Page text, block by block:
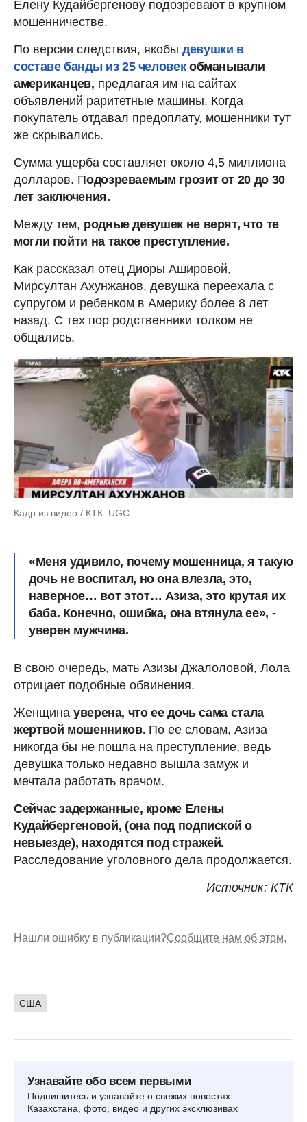
Елену Кудайбергенову подозревают в крупном
мошенничестве.
По версии следствия, якобы девушки в
составе банды из 25 человек обманывали
американцев, предлагая им на сайтах
объявлений раритетные машины. Когда
покупатель отдавал предоплату, мошенники тут
же скрывались.
Сумма ущерба составляет около 4,5 миллиона
долларов. Подозреваемым грозит от 20 до 30
лет заключения.
Между тем, родные девушек не верят, что те
могли пойти на такое преступление.
Как рассказал отец Диоры Ашировой,
Мирсултан Ахунжанов, девушка переехала с
супругом и ребенком в Америку более 8 лет
назад. С тех пор родственники толком не
общались.
Кадр из видео / КТК: UGC
«Меня удивило, почему мошенница, я такую
дочь не воспитал, но она влезла, это,
наверное… вот этот… Азиза, это крутая их
баба. Конечно, ошибка, она втянула ее», -
уверен мужчина.
В свою очередь, мать Азизы Джалоловой, Лола
отрицает подобные обвинения.
Женщина уверена, что ее дочь сама стала
жертвой мошенников. По ее словам, Азиза
никогда бы не пошла на преступление, ведь
девушка только недавно вышла замуж и
мечтала работать врачом.
Сейчас задержанные, кроме Елены
Кудайбергеновой, (она под подпиской о
невыезде), находятся под стражей.
Расследование уголовного дела продолжается.
Источник: КТК
Нашли ошибку в публикации?Сообщите нам об этом.
США
Узнавайте обо всем первыми
Подпишитесь и узнавайте о свежих новостях
Казахстана, фото, видео и других эксклюзивах